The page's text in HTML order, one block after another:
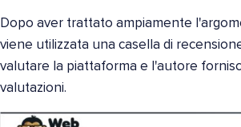
Dopo aver trattato ampiamente
viene utilizzata una casella di
valutare la piattaforma e l'autore
valutazioni.